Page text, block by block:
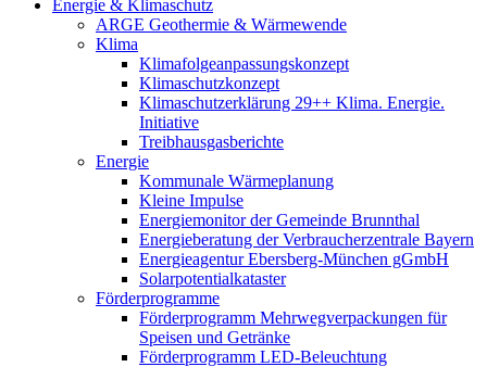
Energie & Klimaschutz
ARGE Geothermie & Wärmewende
Klima
Klimafolgeanpassungskonzept
Klimaschutzkonzept
Klimaschutzerklärung 29++ Klima. Energie.
Initiative
Treibhausgasberichte
Energie
Kommunale Wärmeplanung
Kleine Impulse
Energiemonitor der Gemeinde Brunnthal
Energieberatung der Verbraucherzentrale Bayern
Energieagentur Ebersberg-München gGmbH
Solarpotentialkataster
Förderprogramme
Förderprogramm Mehrwegverpackungen für
Speisen und Getränke
Förderprogramm LED-Beleuchtung